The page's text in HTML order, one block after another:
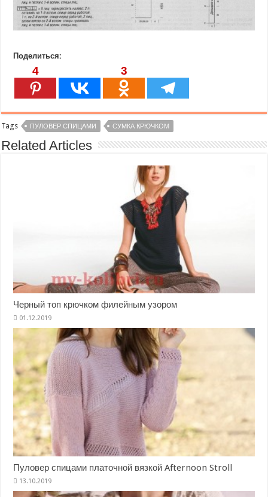
Поделиться:
4 3
Tags ПУЛОВЕР СПИЦАМИ СУМКА КРЮЧКОМ
Related Articles
Черный топ крючком филейным узором
Пуловер спицами платочной вязкой Afternoon Stroll